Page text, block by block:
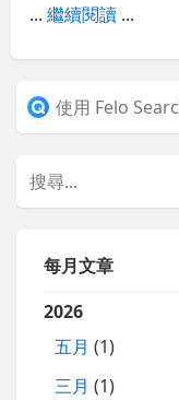
...繼續閱讀 ...
每月文章
2026
五月 (1)
三月 (1)